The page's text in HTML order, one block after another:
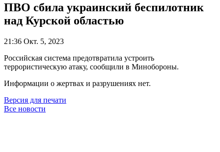
ПВО сбила украинский беспилотник
над Курской областью
21:36 Окт. 5, 2023
Российская система предотвратила устроить
террористическую атаку, сообщили в Минобороны.
Информации о жертвах и разрушениях нет.
Версия для печати
Все новости